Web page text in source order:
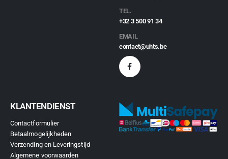
TEL.
+32 3 500 91 34
EMAIL
contact@uhts.be
KLANTENDIENST
Contactformulier
Betaalmogelijkheden
Verzending en Leveringstijd
Algemene voorwaarden